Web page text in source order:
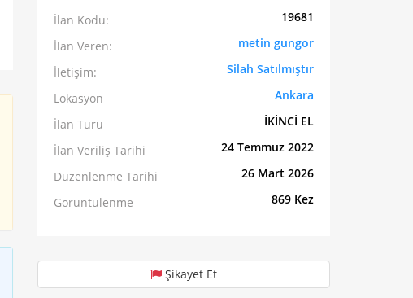
İlan Kodu:
19681
İlan Veren:
metin gungor
İletişim:
Silah Satılmıştır
Lokasyon
Ankara
İlan Türü
İKİNCİ EL
İlan Veriliş Tarihi
24 Temmuz 2022
Düzenlenme Tarihi
26 Mart 2026
Görüntülenme
869 Kez
Şikayet Et